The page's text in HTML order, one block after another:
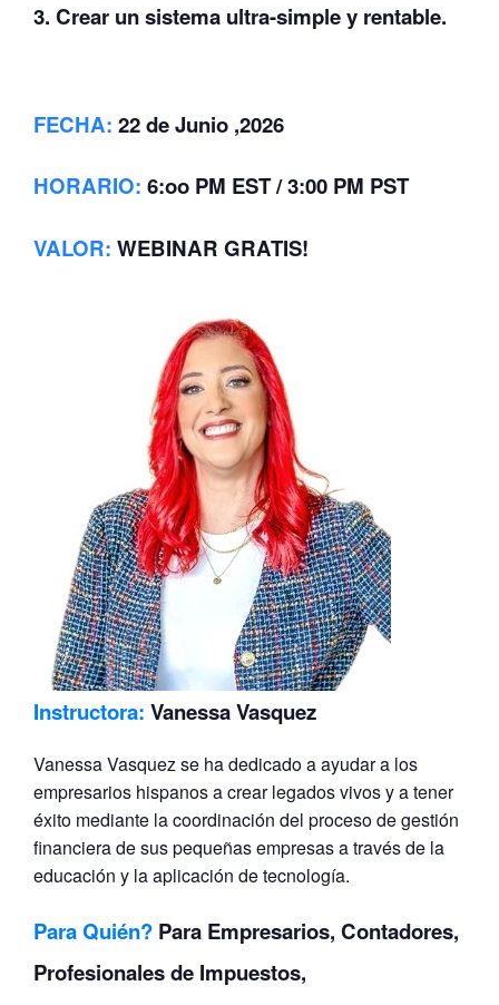
3. Crear un sistema ultra-simple y rentable.
FECHA: 22 de Junio ,2026
HORARIO: 6:oo PM EST / 3:00 PM PST
VALOR: WEBINAR GRATIS!
Instructora: Vanessa Vasquez
Vanessa Vasquez se ha dedicado a ayudar a los
empresarios hispanos a crear legados vivos y a tener
éxito mediante la coordinación del proceso de gestión
financiera de sus pequeñas empresas a través de la
educación y la aplicación de tecnología.
Para Quién? Para Empresarios, Contadores,
Profesionales de Impuestos,